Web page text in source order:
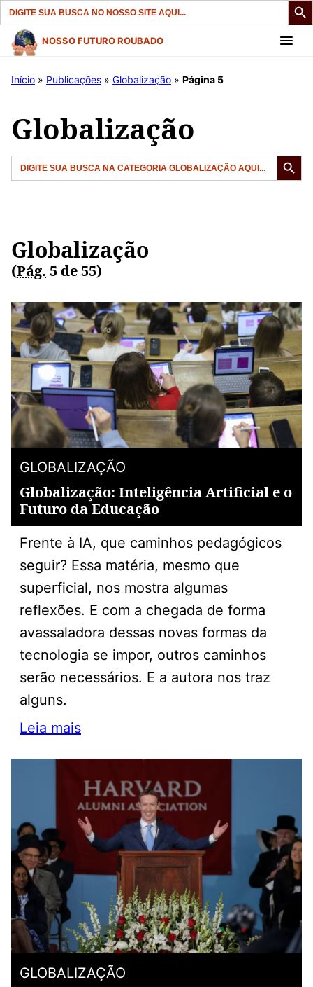
Search
for:
Pular
para
NOSSO FUTURO ROUBADO
Início » Publicações » Globalização » Página 5
Globalização
Search
for:
Search
Globalização
(Pág. 5 de 55)
GLOBALIZAÇÃO
Globalização: Inteligência Artificial e o
Futuro da Educação
Frente à IA, que caminhos pedagógicos
seguir? Essa matéria, mesmo que
superficial, nos mostra algumas
reflexões. E com a chegada de forma
avassaladora dessas novas formas da
tecnologia se impor, outros caminhos
serão necessários. E a autora nos traz
alguns.
Leia mais
GLOBALIZAÇÃO